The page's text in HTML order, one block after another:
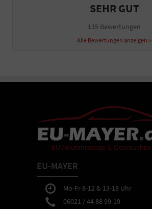
SEHR GUT
135 Bewertungen
Alle Bewertungen anzeigen >
EU-MAYER
Mo-Fr 8-12 & 13-18 Uhr
06021 / 44 88 99-19